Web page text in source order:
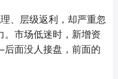
、层级返利，却严重忽
。市场低迷时，新增资
面没人接盘，前面的